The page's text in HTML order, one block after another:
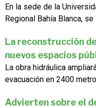
En la sede de la
Regional Bahía Blanca,
La reconstrucción
nuevos espacios
La obra hidráulica
evacuación en 2400
Advierten sobre el